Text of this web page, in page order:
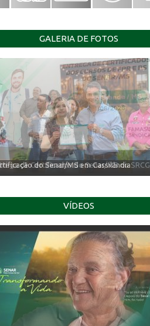
GALERIA DE FOTOS
de Certificados do Senar/MS no SRCG
VÍDEOS